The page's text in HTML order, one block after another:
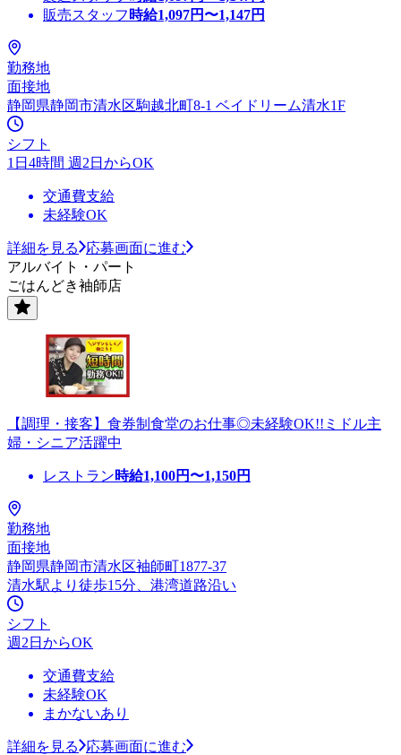
販売スタッフ 時給1,097円〜1,147円
勤務地
面接地
静岡県静岡市清水区駒越北町8-1 ベイドリーム清水1F
シフト
1日4時間 週2日からOK
交通費支給
未経験OK
詳細を見る
応募画面に進む
アルバイト・パート
ごはんどき袖師店
【調理・接客】食券制食堂のお仕事◎未経験OK!!ミドル主
婦・シニア活躍中
レストラン時給1,100円〜1,150円
勤務地
面接地
静岡県静岡市清水区袖師町1877-37
清水駅より徒歩15分、港湾道路沿い
シフト
週2日からOK
交通費支給
未経験OK
まかないあり
詳細を見る 応募画面に進む